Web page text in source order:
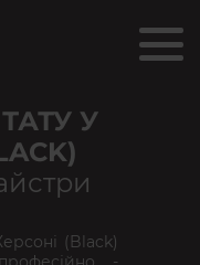
У
(Black)